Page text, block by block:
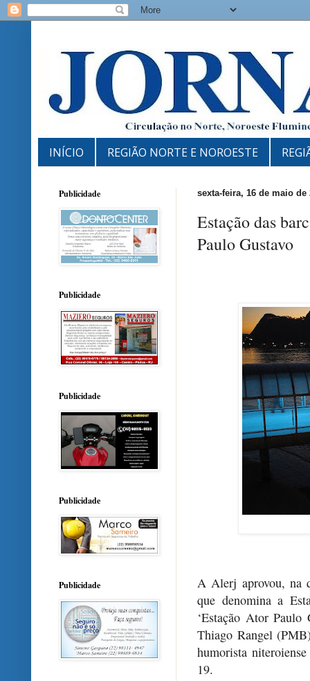
INÍCIO REGIÃO NORTE E NOROESTE
sexta-feira, 16 de maio de
Estação das
Paulo Gustavo
A Alerj aprovou, na
que denomina a
‘Estação Ator Paulo
Thiago Rangel
humorista
19.
Publicidade
Publicidade
Publicidade
Publicidade
Publicidade